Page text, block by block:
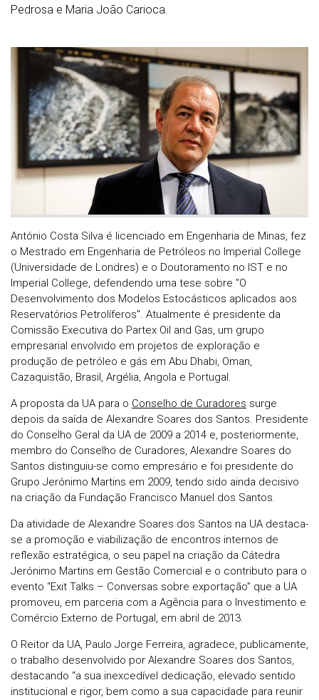
Pedrosa e Maria João Carioca.
António Costa Silva é licenciado em Engenharia de Minas, fez
o Mestrado em Engenharia de Petróleos no Imperial College
(Universidade de Londres) e o Doutoramento no IST e no
Imperial College, defendendo uma tese sobre "O
Desenvolvimento dos Modelos Estocásticos aplicados aos
Reservatórios Petrolíferos". Atualmente é presidente da
Comissão Executiva do Partex Oil and Gas, um grupo
empresarial envolvido em projetos de exploração e
produção de petróleo e gás em Abu Dhabi, Oman,
Cazaquistão, Brasil, Argélia, Angola e Portugal.
A proposta da UA para o Conselho de Curadores surge
depois da saída de Alexandre Soares dos Santos. Presidente
do Conselho Geral da UA de 2009 a 2014 e, posteriormente,
membro do Conselho de Curadores, Alexandre Soares do
Santos distinguiu-se como empresário e foi presidente do
Grupo Jerónimo Martins em 2009, tendo sido ainda decisivo
na criação da Fundação Francisco Manuel dos Santos.
Da atividade de Alexandre Soares dos Santos na UA destaca-
se a promoção e viabilização de encontros internos de
reflexão estratégica, o seu papel na criação da Cátedra
Jerónimo Martins em Gestão Comercial e o contributo para o
evento “Exit Talks – Conversas sobre exportação” que a UA
promoveu, em parceria com a Agência para o Investimento e
Comércio Externo de Portugal, em abril de 2013.
O Reitor da UA, Paulo Jorge Ferreira, agradece, publicamente,
o trabalho desenvolvido por Alexandre Soares dos Santos,
destacando “a sua inexcedível dedicação, elevado sentido
institucional e rigor, bem como a sua capacidade para reunir